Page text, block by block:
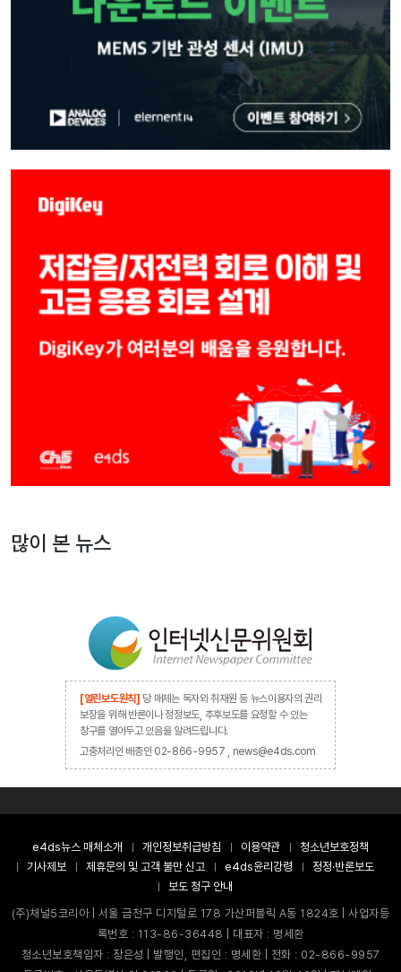
많이 본 뉴스
[열린보도원칙] 당 매체는 독자와 취재원 등 뉴스이용자의 권리
보장을 위해 반론이나 정정보도, 추후보도를 요청할 수 있는
창구를 열어두고 있음을 알려드립니다.
고충처리인 배종인 02-866-9957 , news@e4ds.com
e4ds뉴스 매체소개 개인정보취급방침 이용약관
청소년보호정책
기사제보
제휴문의 및 고객 불만 신고 e4ds윤리강령
정정·반론보도
보도 청구 안내
(주)채널5코리아 | 서울 금천구 디지털로 178 가산퍼블릭 A동 1824호 | 사업자등
록번호 : 113-86-36448 | 대표자 : 명세환
청소년보호책임자 : 장은성 | 발행인, 편집인 : 명세환 | 전화 : 02-866-9957